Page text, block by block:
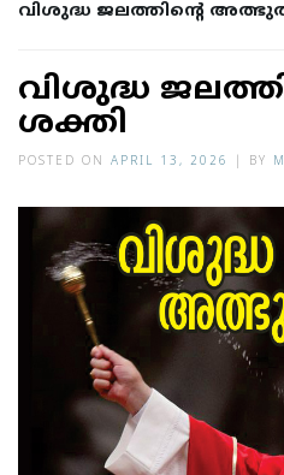
വിശുദ്ധ ജലത്തിന്റെ
വിശുദ്ധ
ശക്തി
POSTED ON APRIL 13, 2026 BY